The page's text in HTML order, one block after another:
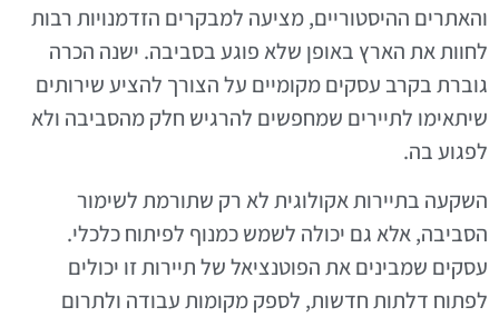
והאתרים ההיסטוריים, מציעה למבקרים הזדמנויות רבות
לחוות את הארץ באופן שלא פוגע בסביבה. ישנה הכרה
גוברת בקרב עסקים מקומיים על הצורך להציע שירותים
שיתאימו לתיירים שמחפשים להרגיש חלק מהסביבה ולא
לפגוע בה.
השקעה בתיירות אקולוגית לא רק שתורמת לשימור
הסביבה, אלא גם יכולה לשמש כמנוף לפיתוח כלכלי.
עסקים שמבינים את הפוטנציאל של תיירות זו יכולים
לפתוח דלתות חדשות, לספק מקומות עבודה ולתרום